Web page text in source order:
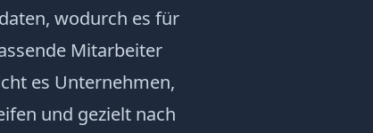
wodurch es für
Mitarbeiter
es Unternehmen,
und gezielt nach